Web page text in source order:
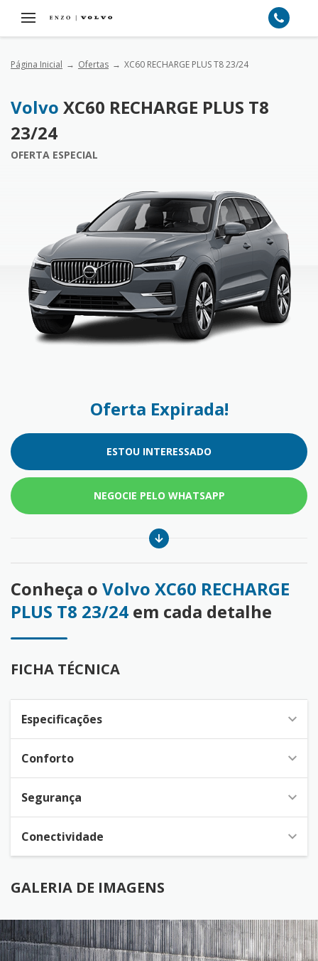
Página Inicial Ofertas XC60 RECHARGE PLUS T8 23/24
Volvo XC60 RECHARGE PLUS T8
23/24
OFERTA ESPECIAL
Oferta Expirada!
ESTOU INTERESSADO
NEGOCIE PELO WHATSAPP
Conheça o Volvo XC60 RECHARGE
PLUS T8 23/24 em cada detalhe
FICHA TÉCNICA
Especificações
Conforto
Segurança
Conectividade
GALERIA DE IMAGENS